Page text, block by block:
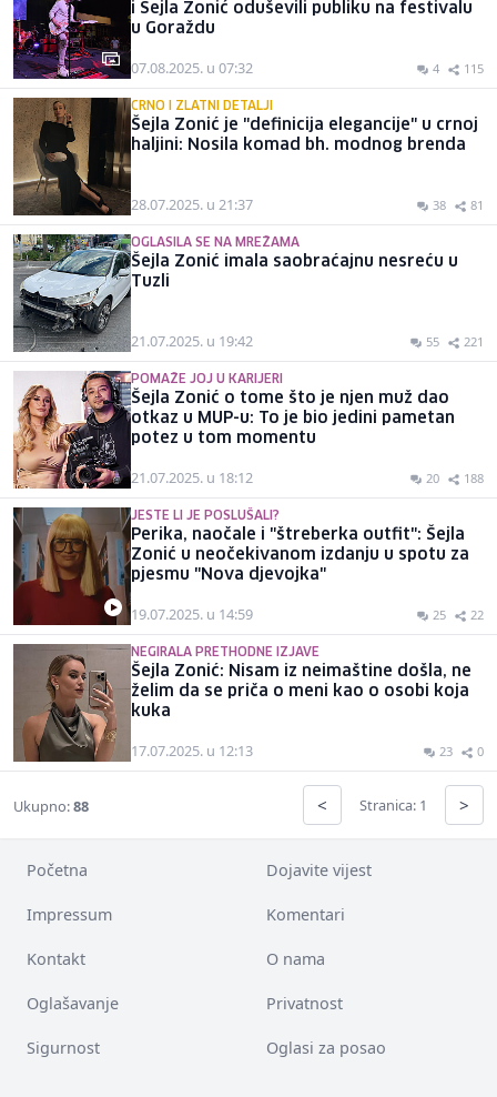
i Šejla Zonić oduševili publiku na festivalu
u Goraždu
07.08.2025. u 07:32 4 115
CRNO I ZLATNI DETALJI
Šejla Zonić je "definicija elegancije" u crnoj
haljini: Nosila komad bh. modnog brenda
28.07.2025. u 21:37 38 81
OGLASILA SE NA MREŽAMA
Šejla Zonić imala saobraćajnu nesreću u
Tuzli
21.07.2025. u 19:42 55 221
POMAŽE JOJ U KARIJERI
Šejla Zonić o tome što je njen muž dao
otkaz u MUP-u: To je bio jedini pametan
potez u tom momentu
21.07.2025. u 18:12 20 188
JESTE LI JE POSLUŠALI?
Perika, naočale i "štreberka outfit": Šejla
Zonić u neočekivanom izdanju u spotu za
pjesmu "Nova djevojka"
19.07.2025. u 14:59 25 22
NEGIRALA PRETHODNE IZJAVE
Šejla Zonić: Nisam iz neimaštine došla, ne
želim da se priča o meni kao o osobi koja
kuka
17.07.2025. u 12:13 23 0
Ukupno:88 < Stranica: 1 >
Početna Dojavite vijest
Impressum Komentari
Kontakt O nama
Oglašavanje Privatnost
Sigurnost Oglasi za posao